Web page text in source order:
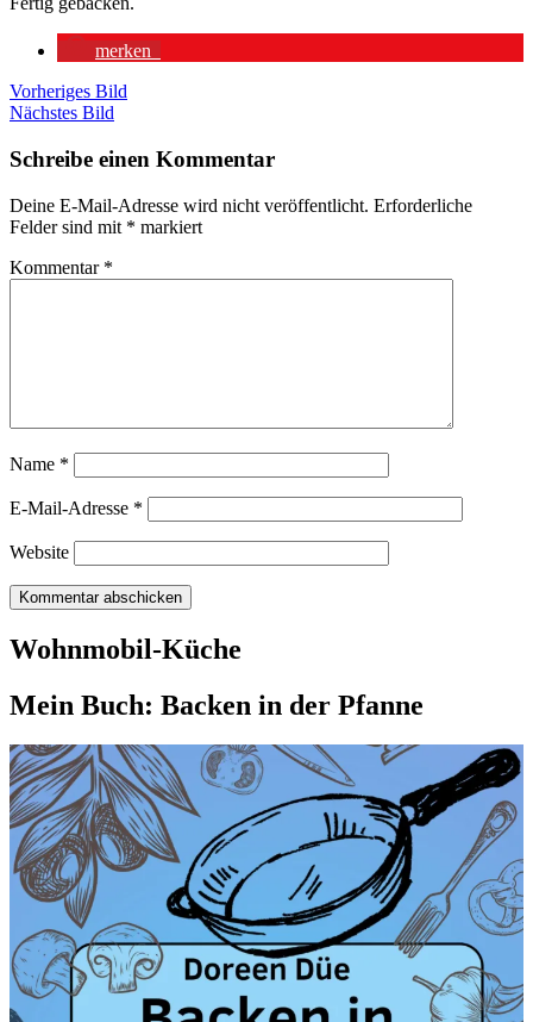
merken
Vorheriges Bild
Nächstes Bild
Schreibe einen Kommentar
Deine E-Mail-Adresse wird nicht veröffentlicht. Erforderliche
Felder sind mit * markiert
Kommentar *
Name *
E-Mail-Adresse *
Website
Wohnmobil-Küche
Mein Buch: Backen in der Pfanne